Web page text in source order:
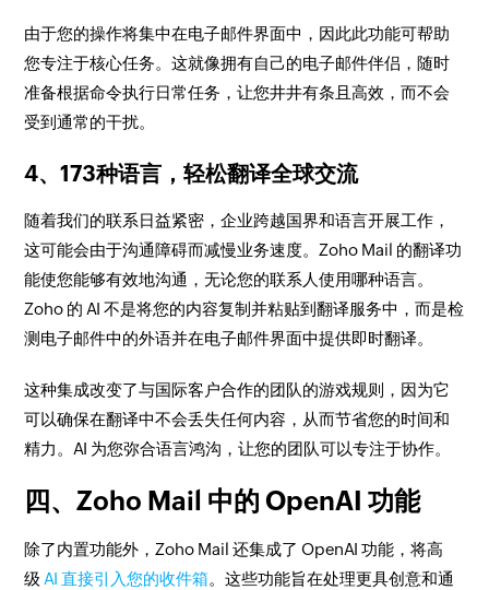
由于您的操作将集中在电子邮件界面中，因此此功能可帮助
您专注于核心任务。这就像拥有自己的电子邮件伴侣，随时
准备根据命令执行日常任务，让您井井有条且高效，而不会
受到通常的干扰。
4、173种语言，轻松翻译全球交流
随着我们的联系日益紧密，企业跨越国界和语言开展工作，
这可能会由于沟通障碍而减慢业务速度。Zoho Mail 的翻译功
能使您能够有效地沟通，无论您的联系人使用哪种语言。
Zoho 的 AI 不是将您的内容复制并粘贴到翻译服务中，而是检
测电子邮件中的外语并在电子邮件界面中提供即时翻译。
这种集成改变了与国际客户合作的团队的游戏规则，因为它
可以确保在翻译中不会丢失任何内容，从而节省您的时间和
精力。AI 为您弥合语言鸿沟，让您的团队可以专注于协作。
四、Zoho Mail 中的 OpenAI 功能
除了内置功能外，Zoho Mail 还集成了 OpenAI 功能，将高
级 AI 直接引入您的收件箱。这些功能旨在处理更具创意和通